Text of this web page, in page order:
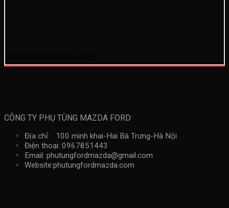
CÔNG TY PHỤ TÙNG MAZDA FORD
Địa chỉ: 100 minh khai-Hai Bà Trưng-Hà Nội
Điện thoại: 0967851443
Email: phutungfordmazda@gmail.com
Website:phutungfordmazda.com